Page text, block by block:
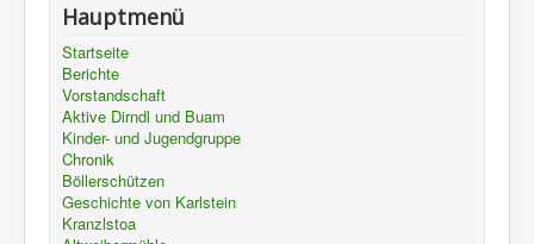
Hauptmenü
Startseite
Berichte
Vorstandschaft
Aktive Dirndl und Buam
Kinder- und Jugendgruppe
Chronik
Böllerschützen
Geschichte von Karlstein
Kranzlstoa